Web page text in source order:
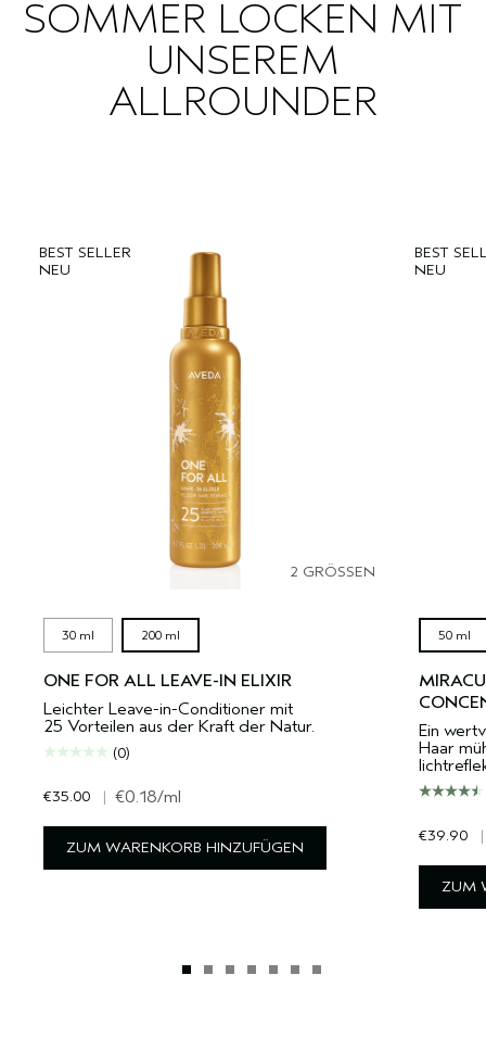
SOMMER LOCKEN MIT
UNSEREM
ALLROUNDER
BEST SELLER
NEU
2 GRÖSSEN
30 ml 200 ml
ONE FOR ALL LEAVE-IN ELIXIR
Leichter Leave-in-Conditioner mit
25 Vorteilen aus der Kraft der Natur.
(0)
€35.00 | €0.18/ml
ZUM WARENKORB HINZUFÜGEN
BEST
NEU
50 ml
Ein
Haar
€39.90 |
ZUM